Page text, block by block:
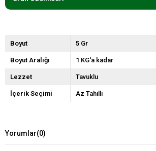
Boyut 5 Gr
Boyut Aralığı 1 KG'a kadar
Lezzet Tavuklu
İçerik Seçimi Az Tahıllı
Yorumlar(0)